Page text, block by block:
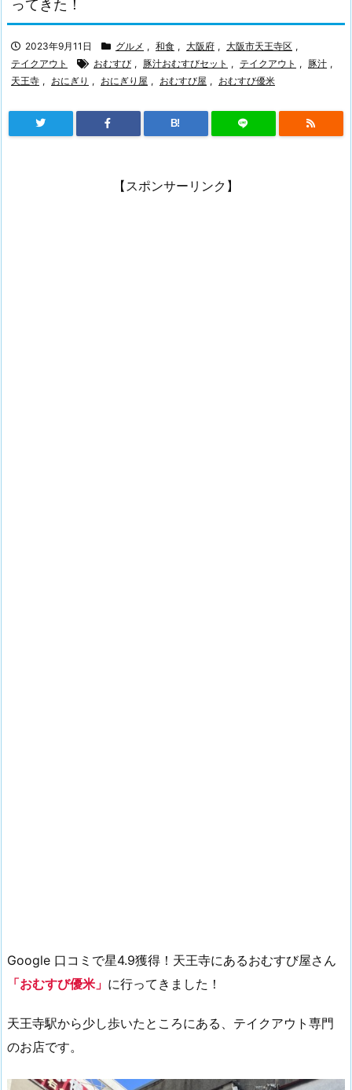
ってきた！
2023年9月11日 グルメ , 和食 , 大阪府 , 大阪市天王寺区 ,
テイクアウト
おむすび , 豚汁おむすびセット , テイクアウト , 豚汁 ,
天王寺 , おにぎり , おにぎり屋 , おむすび屋 , おむすび優米
B!
【スポンサーリンク】
Google 口コミで星4.9獲得！天王寺にあるおむすび屋さん
「おむすび優米」 に行ってきました！
天王寺駅から少し歩いたところにある、テイクアウト専門
のお店です。